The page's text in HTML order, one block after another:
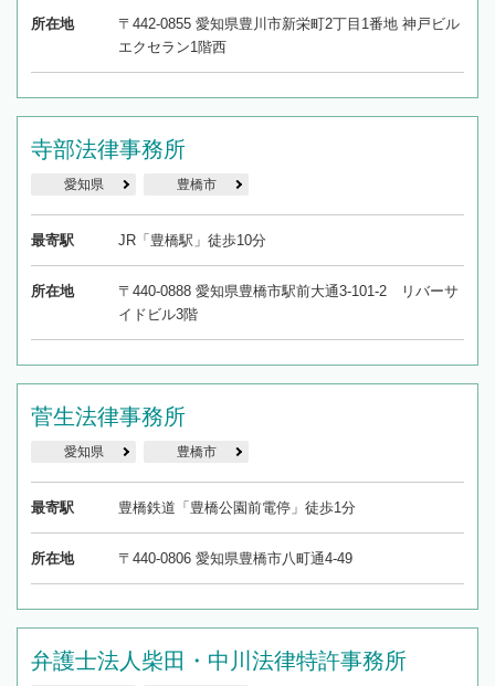
所在地
〒442-0855 愛知県豊川市新栄町2丁目1番地 神戸ビル
エクセラン1階西
寺部法律事務所
愛知県 豊橋市
最寄駅 JR「豊橋駅」徒歩10分
所在地
〒440-0888 愛知県豊橋市駅前大通3-101-2 リバーサ
イドビル3階
菅生法律事務所
愛知県 豊橋市
最寄駅 豊橋鉄道「豊橋公園前電停」徒歩1分
所在地 〒440-0806 愛知県豊橋市八町通4-49
弁護士法人柴田・中川法律特許事務所